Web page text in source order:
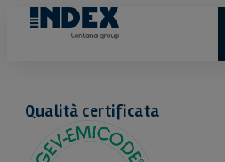
Qualità certificata